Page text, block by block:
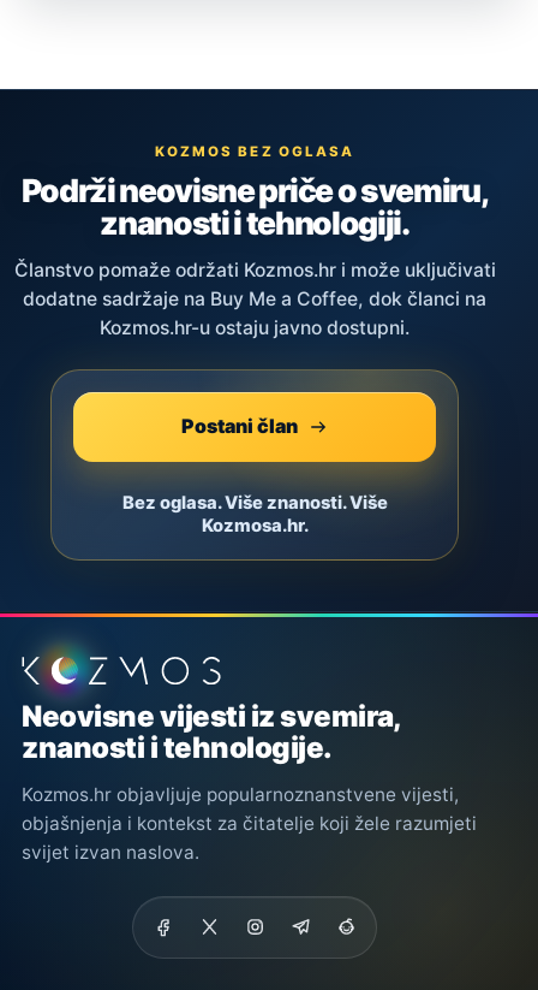
KOZMOS BEZ OGLASA
Podrži neovisne priče o svemiru,
znanosti i tehnologiji.
Članstvo pomaže održati Kozmos.hr i može uključivati
dodatne sadržaje na Buy Me a Coffee, dok članci na
Kozmos.hr-u ostaju javno dostupni.
Postani član
Bez oglasa. Više znanosti. Više
Kozmosa.hr.
Podnožje stranice
Neovisne vijesti iz svemira,
znanosti i tehnologije.
Kozmos.hr objavljuje popularnoznanstvene vijesti,
objašnjenja i kontekst za čitatelje koji žele razumjeti
svijet izvan naslova.